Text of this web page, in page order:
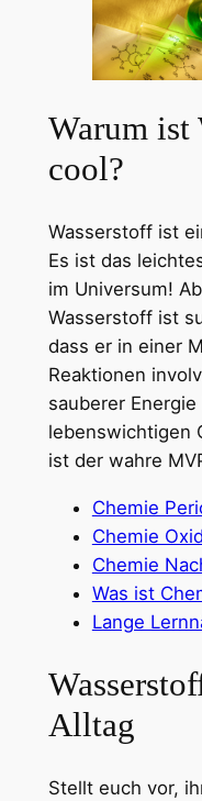
Warum ist
cool?
Wasserstoff ist
Es ist das
im Universum!
Wasserstoff ist
dass er in einer
Reaktionen
sauberer
lebenswichtigen
ist der wahre
Chemie
Chemie
Chemie
Was ist
Lange
Alltag
Stellt euch vor,